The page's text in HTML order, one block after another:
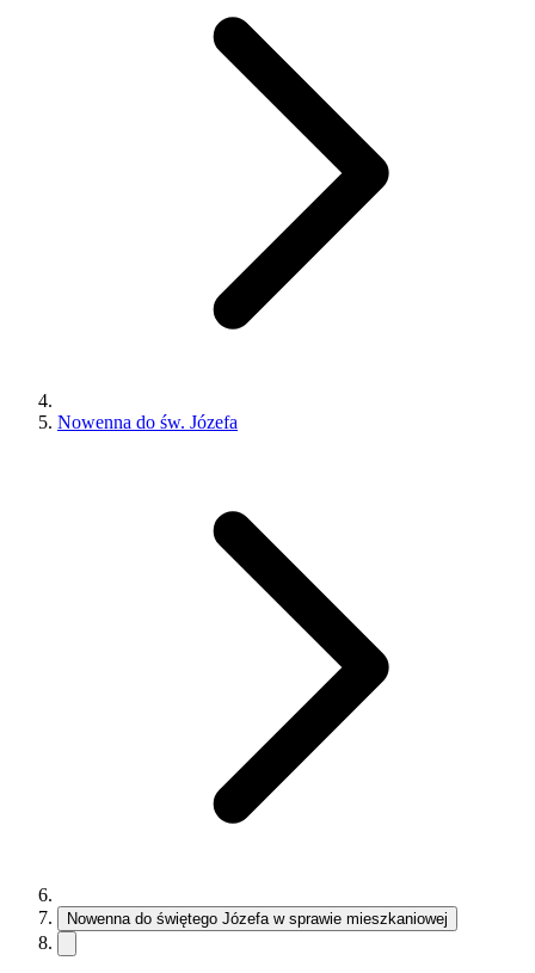
Nowenna do św. Józefa
Nowenna do świętego Józefa w sprawie mieszkaniowej